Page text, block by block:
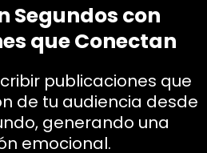
Segundos con
que Conectan
publicaciones que
de tu audiencia desde
generando una
emocional.